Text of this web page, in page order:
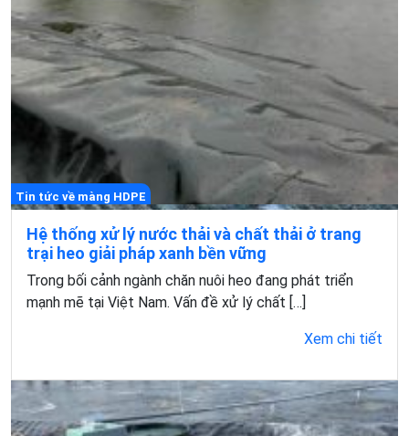
Tin tức về màng HDPE
Hệ thống xử lý nước thải và chất thải ở trang
trại heo giải pháp xanh bền vững
Trong bối cảnh ngành chăn nuôi heo đang phát triển
mạnh mẽ tại Việt Nam. Vấn đề xử lý chất […]
Xem chi tiết